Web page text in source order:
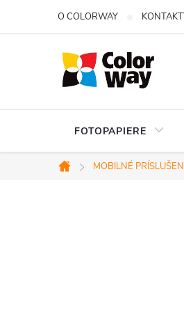
O COLORWAY
FOTOPAPIERE
Domov
MOBILNÉ